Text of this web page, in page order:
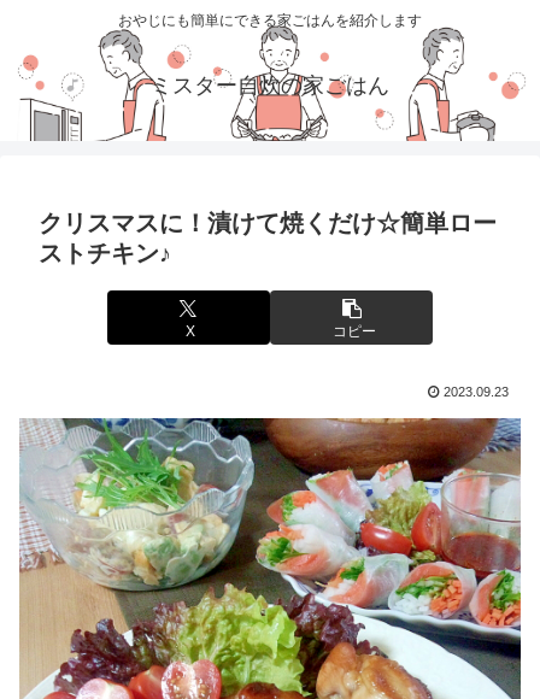
おやじにも簡単にできる家ごはんを紹介します
ミスター自炊の家ごはん
クリスマスに！漬けて焼くだけ☆簡単ロー
ストチキン♪
X コピー
2023.09.23